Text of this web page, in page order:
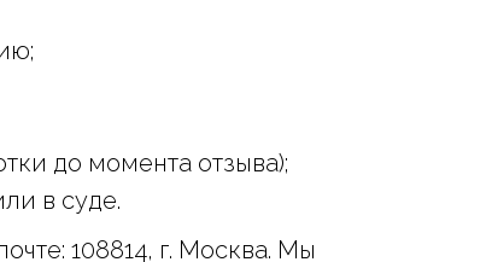
до момента отзыва);
в суде.
108814, г. Москва. Мы